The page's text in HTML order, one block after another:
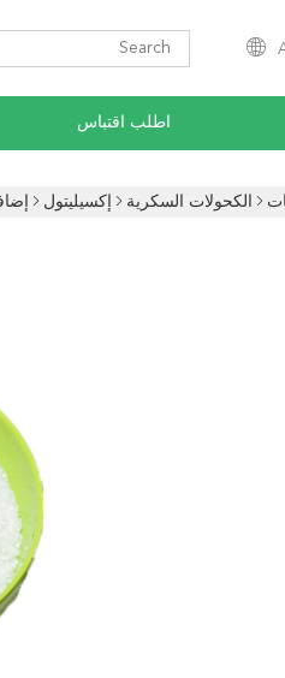
اطلب اقتباس
الكحولات السكرية إكسيليتول